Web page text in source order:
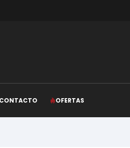
CONTACTO OFERTAS